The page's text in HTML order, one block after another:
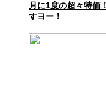
月に1度の超々特価
すヨー！